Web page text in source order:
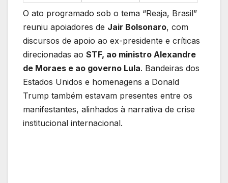
O ato programado sob o tema “Reaja, Brasil”
reuniu apoiadores de Jair Bolsonaro, com
discursos de apoio ao ex-presidente e críticas
direcionadas ao STF, ao ministro Alexandre
de Moraes e ao governo Lula. Bandeiras dos
Estados Unidos e homenagens a Donald
Trump também estavam presentes entre os
manifestantes, alinhados à narrativa de crise
institucional internacional.